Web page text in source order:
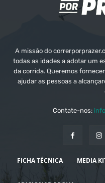
A missão do
todas as idades a adotar um
da corrida. Queremos
ajudar as pessoas a
Contate-nos:
FICHA TÉCNICA MEDIA